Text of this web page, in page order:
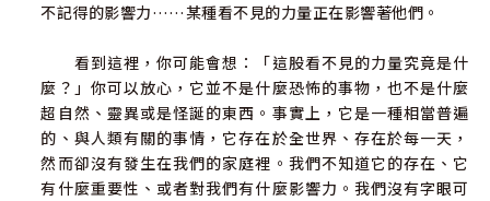
感覺詞彙表
參考資料
誌謝
不記得的影響力……某種看不見的力量正在影響著他們。
看到這裡，你可能會想：「這股看不見的力量究竟是什
麼？」你可以放心，它並不是什麼恐怖的事物，也不是什麼
超自然、靈異或是怪誕的東西。事實上，它是一種相當普遍
的、與人類有關的事情，它存在於全世界、存在於每一天，
然而卻沒有發生在我們的家庭裡。我們不知道它的存在、它
有什麼重要性、或者對我們有什麼影響力。我們沒有字眼可